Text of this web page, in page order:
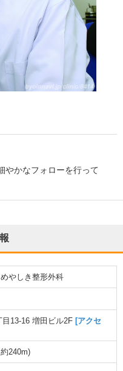
やかなフォローを行って
やしき整形外科
13-16 増田ビル2F [アクセ
240m)